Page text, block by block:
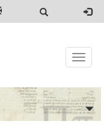
Toggle